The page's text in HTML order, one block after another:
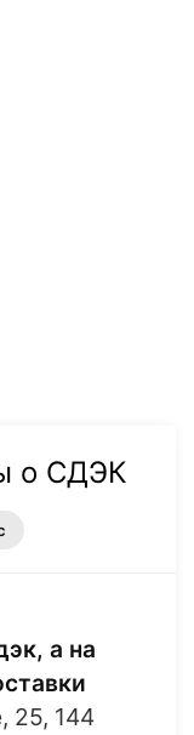
о СДЭК
а на
25, 144